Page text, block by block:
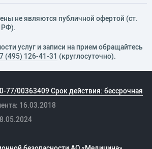
не являются публичной офертой (ст.
РФ).
услуг и записи на прием обращайтесь
(495) 126-41-31 (круглосуточно).
77/00363409 Срок действия: бессрочная
16.03.2018